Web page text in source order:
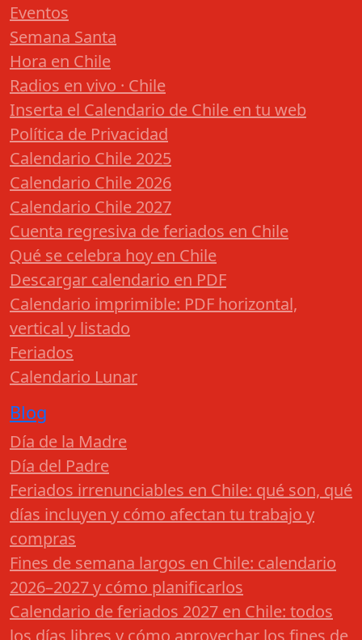
Eventos
Semana Santa
Hora en Chile
Radios en vivo · Chile
Inserta el Calendario de Chile en tu web
Política de Privacidad
Calendario Chile 2025
Calendario Chile 2026
Calendario Chile 2027
Cuenta regresiva de feriados en Chile
Qué se celebra hoy en Chile
Descargar calendario en PDF
Calendario imprimible: PDF horizontal,
vertical y listado
Feriados
Calendario Lunar
Blog
Día de la Madre
Día del Padre
Feriados irrenunciables en Chile: qué son, qué
días incluyen y cómo afectan tu trabajo y
compras
Fines de semana largos en Chile: calendario
2026–2027 y cómo planificarlos
Calendario de feriados 2027 en Chile: todos
los días libres y cómo aprovechar los fines de